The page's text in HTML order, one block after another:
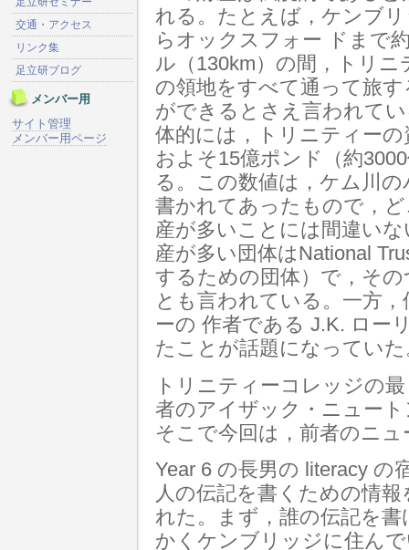
れる。たとえば，ケンブ
らオックスフォー ドまで
ル（130km）の間，トリニ
の領地をすべて通って旅
ができるとさえ言われて
体的には，トリニティーの
およそ15億ポンド（約
る。この数値は，ケム川
書かれてあったもので，
産が多いことには間違い
産が多い団体はNational
するための団体）で，そ
とも言われている。一方
ーの 作者である J.K. ロー
たことが話題になっていた
トリニティーコレッジの
者のアイザック・ニュー
そこで今回は，前者のニ
Year 6 の長男の literacy の
人の伝記を書くための情
れた。まず，誰の伝記を
かくケンブリッジに住ん
交通・アクセス
リンク集
足立研ブログ
メンバー用
サイト管理
メンバー用ページ